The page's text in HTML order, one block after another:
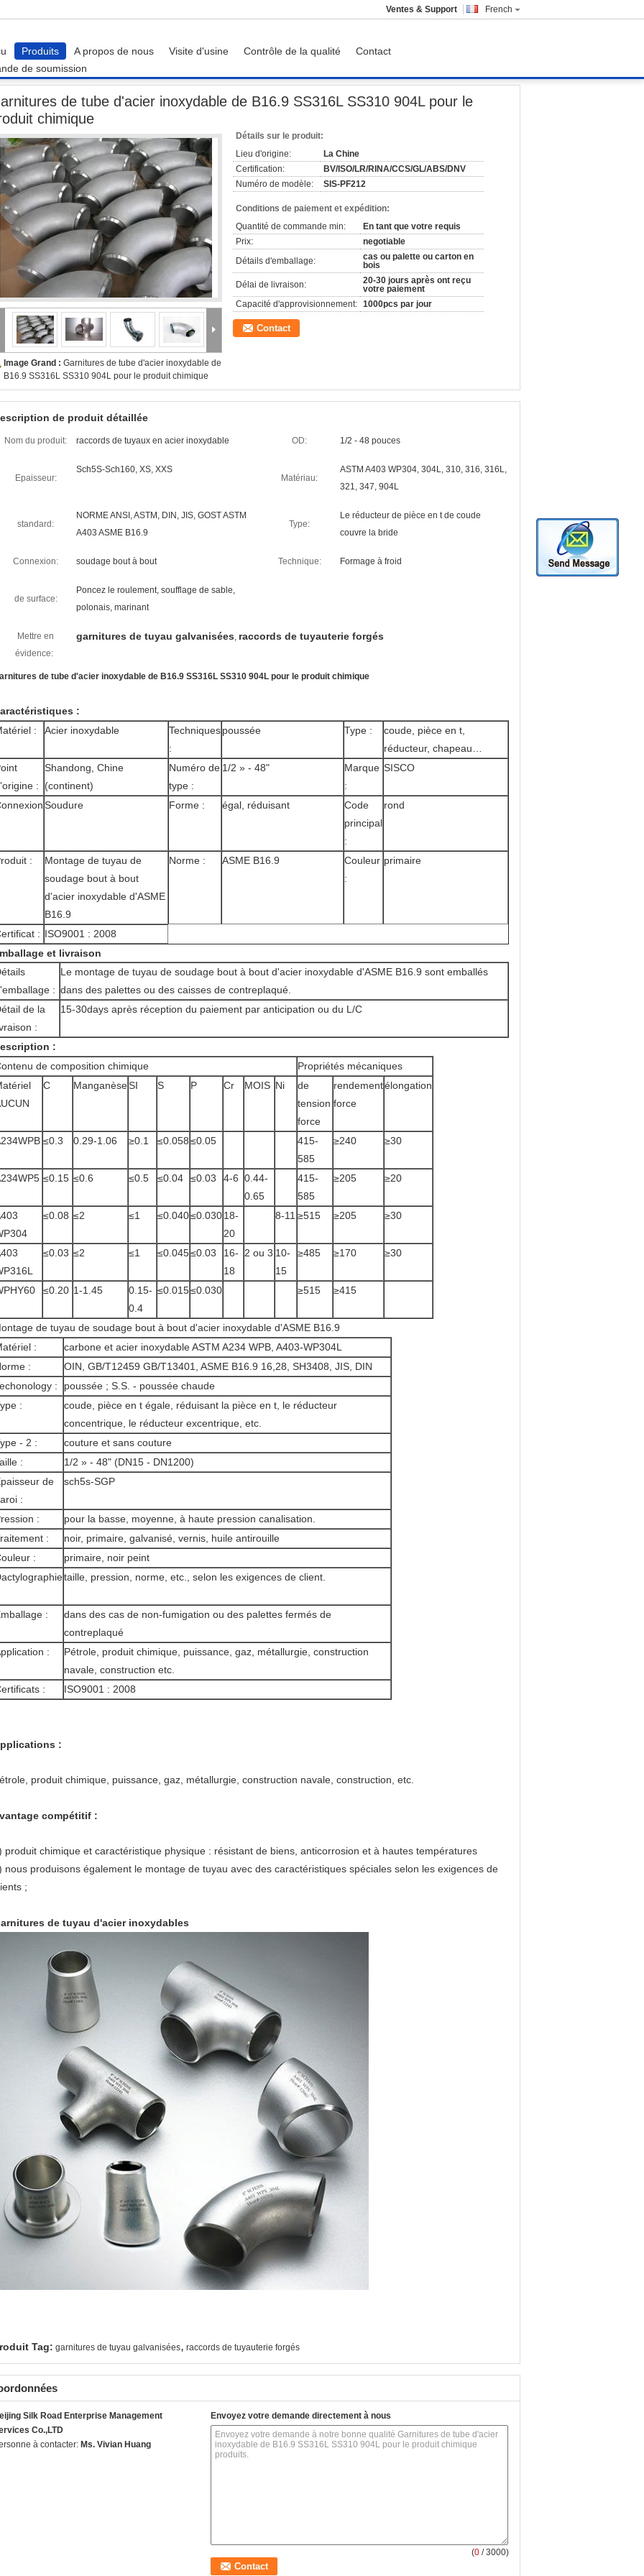
French
Ventes & Support
Produits A propos de nous Visite d'usine Contrôle de la qualité
Contact
de soumission
Garnitures de tube d'acier inoxydable de B16.9 SS316L SS310 904L pour le produit chimique
de tube d'acier inoxydable de B16.9 SS316L SS310 904L pour le
chimique
Image Grand : Garnitures de tube d'acier inoxydable de
B16.9 SS316L SS310 904L pour le produit chimique
Détails sur le produit:
Lieu d'origine:
La Chine
Certification:
BV/ISO/LR/RINA/CCS/GL/ABS/DNV
Numéro de modèle:
SIS-PF212
Conditions de paiement et expédition:
Quantité de commande min:
En tant que votre requis
Prix:
negotiable
Détails d'emballage:
cas ou palette ou carton en
bois
Délai de livraison:
20-30 jours après ont reçu
votre paiement
Capacité d'approvisionnement: 1000pcs par jour
Contact
de produit détaillée
Nom du produit: raccords de tuyaux en acier inoxydable OD: 1/2 - 48 pouces
Epaisseur:
Sch5S-Sch160, XS, XXS
Matériau:
ASTM A403 WP304, 304L, 310, 316, 316L,
321, 347, 904L
standard:
NORME ANSI, ASTM, DIN, JIS, GOST ASTM
A403 ASME B16.9
Type:
Le réducteur de pièce en t de coude
couvre la bride
Connexion: soudage bout à bout Technique: Formage à froid
de surface:
Poncez le roulement, soufflage de sable,
polonais, marinant
Mettre en
évidence:
garnitures de tuyau galvanisées, raccords de tuyauterie forgés
de tube d'acier inoxydable de B16.9 SS316L SS310 904L pour le produit chimique
:
:
Acier inoxydable
Techniques
:
poussée Type :
coude, pièce en t,
réducteur, chapeau…
:
Shandong, Chine
(continent)
Numéro de
type :
1/2 » - 48"
Marque
:
SISCO
Soudure Forme : égal, réduisant
Code
principal
:
rond
:
Montage de tuyau de
soudage bout à bout
d'acier inoxydable d'ASME
B16.9
Norme : ASME B16.9
Couleur
:
primaire
: ISO9001 : 2008
et livraison
:
Le montage de tuyau de soudage bout à bout d'acier inoxydable d'ASME B16.9 sont emballés
dans des palettes ou des caisses de contreplaqué.
de la
:
15-30days après réception du paiement par anticipation ou du L/C
:
de composition chimique
Propriétés mécaniques
C ManganèseSI S P Cr MOIS Ni
de
tension
force
rendement
force
élongation
≤0.3 0.29-1.06 ≥0.1 ≤0.058≤0.05
415-
585
≥240 ≥30
≤0.15 ≤0.6 ≤0.5 ≤0.04 ≤0.03 4-6 0.44-
0.65
415-
585
≥205 ≥20
≤0.08 ≤2 ≤1 ≤0.040≤0.03018-
20
8-11 ≥515 ≥205 ≥30
≤0.03 ≤2 ≤1 ≤0.045≤0.03
16-
18
2 ou 3 10-
15
≥485 ≥170 ≥30
≤0.20 1-1.45
0.15-
0.4
≤0.015≤0.030 ≥515 ≥415
de tuyau de soudage bout à bout d'acier inoxydable d'ASME B16.9
:
carbone et acier inoxydable ASTM A234 WPB, A403-WP304L
:
OIN, GB/T12459 GB/T13401, ASME B16.9 16,28, SH3408, JIS, DIN
:
poussée ; S.S. - poussée chaude
:
coude, pièce en t égale, réduisant la pièce en t, le réducteur
concentrique, le réducteur excentrique, etc.
- 2 :
couture et sans couture
:
1/2 » - 48" (DN15 - DN1200)
de
:
sch5s-SGP
:
pour la basse, moyenne, à haute pression canalisation.
:
noir, primaire, galvanisé, vernis, huile antirouille
:
primaire, noir peint
taille, pression, norme, etc., selon les exigences de client.
:
dans des cas de non-fumigation ou des palettes fermés de
contreplaqué
:
Pétrole, produit chimique, puissance, gaz, métallurgie, construction
navale, construction etc.
:
ISO9001 : 2008
:
produit chimique, puissance, gaz, métallurgie, construction navale, construction, etc.
compétitif :
produit chimique et caractéristique physique : résistant de biens, anticorrosion et à hautes températures
nous produisons également le montage de tuyau avec des caractéristiques spéciales selon les exigences de
;
de tuyau d'acier inoxydables
Tag: garnitures de tuyau galvanisées, raccords de tuyauterie forgés
Silk Road Enterprise Management
Co.,LTD
à contacter: Ms. Vivian Huang
Envoyez votre demande directement à nous
(0 / 3000)